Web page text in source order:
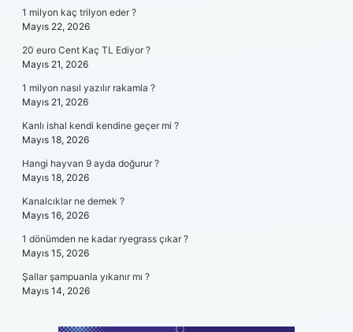
1 milyon kaç trilyon eder ?
Mayıs 22, 2026
20 euro Cent Kaç TL Ediyor ?
Mayıs 21, 2026
1 milyon nasıl yazılır rakamla ?
Mayıs 21, 2026
Kanlı ishal kendi kendine geçer mi ?
Mayıs 18, 2026
Hangi hayvan 9 ayda doğurur ?
Mayıs 18, 2026
Kanalcıklar ne demek ?
Mayıs 16, 2026
1 dönümden ne kadar ryegrass çıkar ?
Mayıs 15, 2026
Şallar şampuanla yıkanır mı ?
Mayıs 14, 2026